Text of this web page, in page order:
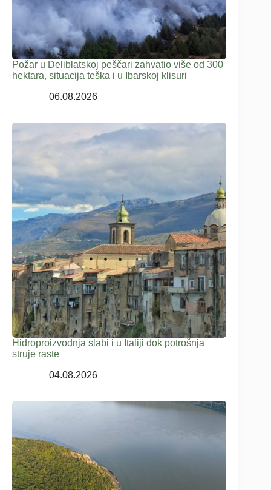
Požar u Deliblatskoj peščari zahvatio više od 300
hektara, situacija teška i u Ibarskoj klisuri
06.08.2026
Hidroproizvodnja slabi i u Italiji dok potrošnja
struje raste
04.08.2026